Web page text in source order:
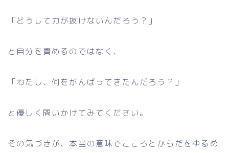
「どうして力が抜けないんだろう？」
と自分を責めるのではなく、
「わたし、何をがんばってきたんだろう？」
と優しく問いかけてみてください。
その気づきが、本当の意味でこころとからだをゆるめ